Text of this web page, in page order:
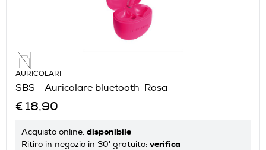
AURICOLARI
SBS - Auricolare bluetooth-Rosa
€ 18,90
Acquisto online: disponibile
Ritiro in negozio in 30' gratuito: verifica